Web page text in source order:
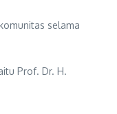
selama
Prof. Dr. H.